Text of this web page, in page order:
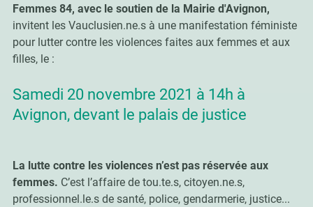
Femmes 84, avec le soutien de la Mairie d'Avignon,
invitent les Vauclusien.ne.s à une manifestation féministe
pour lutter contre les violences faites aux femmes et aux
filles, le :
Samedi 20 novembre 2021 à 14h à
Avignon, devant le palais de justice
La lutte contre les violences n’est pas réservée aux
femmes. C’est l’affaire de tou.te.s, citoyen.ne.s,
professionnel.le.s de santé, police, gendarmerie, justice...